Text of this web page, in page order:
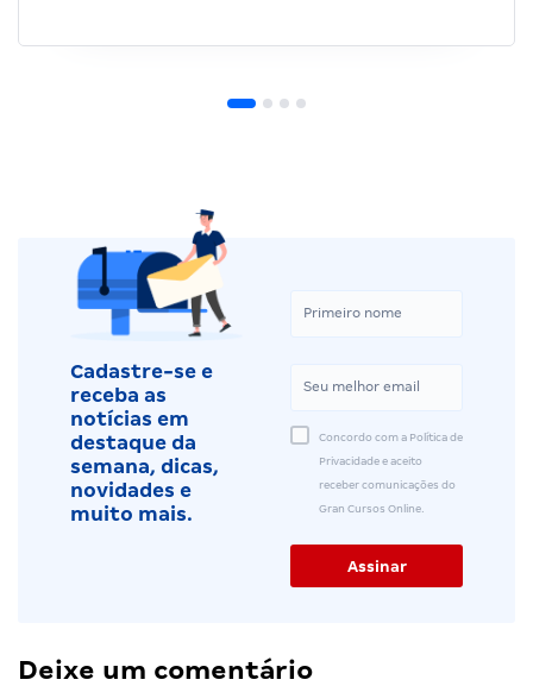
Cadastre-se e
receba as
notícias em
destaque da
semana, dicas,
novidades e
muito mais.
Concordo com a Política de
Privacidade e aceito
receber comunicações do
Gran Cursos Online.
Deixe um comentário